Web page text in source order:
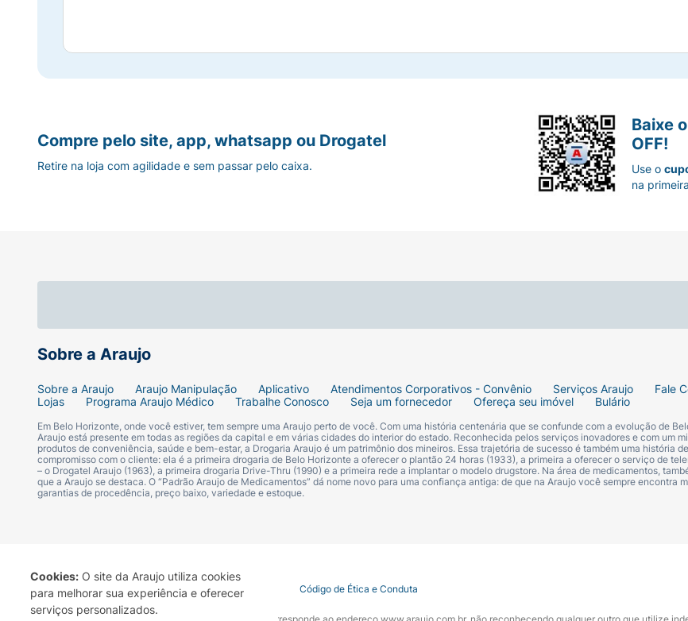
Cookies: O site da Araujo utiliza cookies
para melhorar sua experiência e oferecer
serviços personalizados.
Sobre a Araujo
Sobre a Araujo Araujo Manipulação Aplicativo Atendimentos Corporativos - Convênio Serviços Araujo
Fale
Lojas
Programa Araujo Médico Trabalhe Conosco Seja um fornecedor Ofereça seu imóvel Bulário
Em Belo Horizonte, onde você estiver, tem sempre uma Araujo perto de você. Com uma história centenária que se confunde com a evolução de
Araujo está presente em todas as regiões da capital e em várias cidades do interior do estado. Reconhecida pelos serviços inovadores e com um
produtos de conveniência, saúde e bem-estar, a Drogaria Araujo é um patrimônio dos mineiros. Essa trajetória de sucesso é também uma história
compromisso com o cliente: ela é a primeira drogaria de Belo Horizonte a oferecer o plantão 24 horas (1933), a primeira a oferecer o serviço de
– o Drogatel Araujo (1963), a primeira drogaria Drive-Thru (1990) e a primeira rede a implantar o modelo drugstore. Na área de medicamentos,
que a Araujo se destaca. O “Padrão Araujo de Medicamentos” dá nome novo para uma confiança antiga: de que na Araujo você sempre encontra
garantias de procedência, preço baixo, variedade e estoque.
Compre pelo site, app, whatsapp ou Drogatel
Retire na loja com agilidade e sem passar pelo caixa.
Baixe
OFF!
Use o
na
Termo de Uso Portal da Privacidade Covid-19 Código de Ética e Conduta